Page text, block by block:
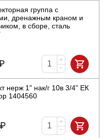
группа с
дренажным краном и
в сборе, сталь
+
−
нерж 1" нак/г 10в 3/4" ЕК
1404560
₽
+
−